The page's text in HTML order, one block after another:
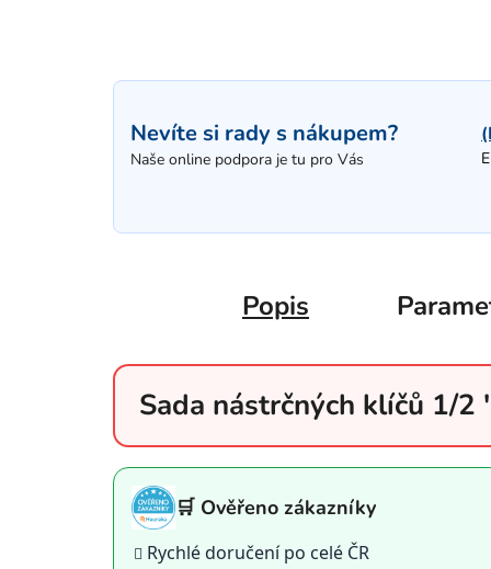
Nevíte si rady s nákupem?
Naše online podpora je tu pro Vás
Popis
Sada nástrčných klíčů 1/
🛒 Ověřeno zákazníky
Rychlé doručení po celé ČR